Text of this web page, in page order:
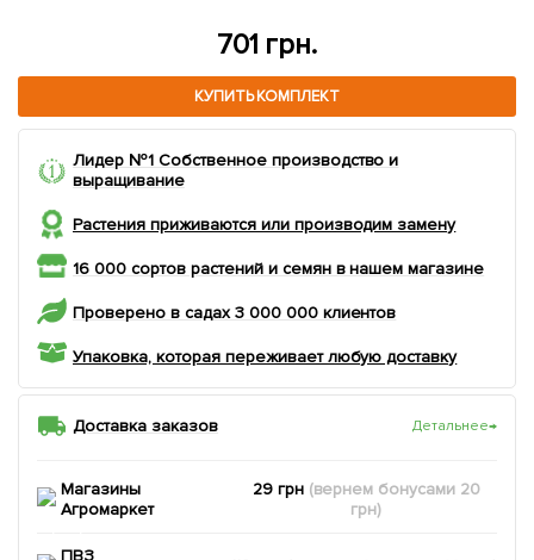
701 грн.
КУПИТЬ КОМПЛЕКТ
Лидер №1 Собственное производство и
выращивание
Растения приживаются или производим замену
16 000 сортов растений и семян в нашем магазине
Проверено в садах 3 000 000 клиентов
Упаковка, которая переживает любую доставку
Доставка заказов Детальнее→
Магазины
Агромаркет
29 грн (вернем бонусами 20
грн)
ПВЗ